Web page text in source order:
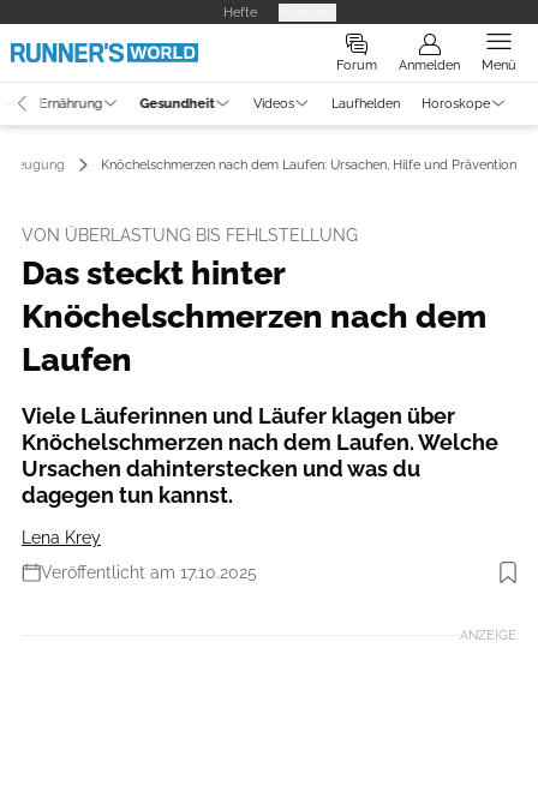
Hefte
Forum Anmelden Menü
Ernährung Gesundheit Videos Laufhelden Horoskope
Knöchelschmerzen nach dem Laufen: Ursachen, Hilfe und Prävention
VON ÜBERLASTUNG BIS FEHLSTELLUNG
Das steckt hinter
Knöchelschmerzen nach dem
Laufen
Viele Läuferinnen und Läufer klagen über
Knöchelschmerzen nach dem Laufen. Welche
Ursachen dahinterstecken und was du
dagegen tun kannst.
Lena Krey
Veröffentlicht am 17.10.2025
Foto: Getty Images
ANZEIGE